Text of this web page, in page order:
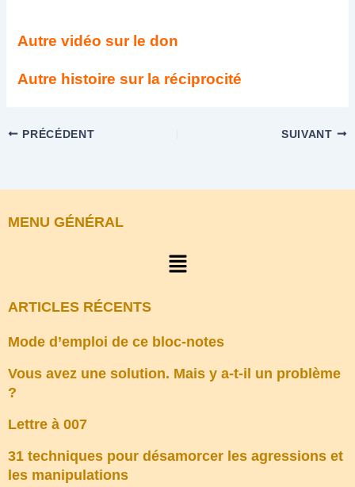
Autre vidéo sur le don
Autre histoire sur la réciprocité
PRÉCÉDENT SUIVANT
MENU GÉNÉRAL
Menu
ARTICLES RÉCENTS
Mode d’emploi de ce bloc-notes
Vous avez une solution. Mais y a-t-il un problème
?
Lettre à 007
31 techniques pour désamorcer les agressions et
les manipulations